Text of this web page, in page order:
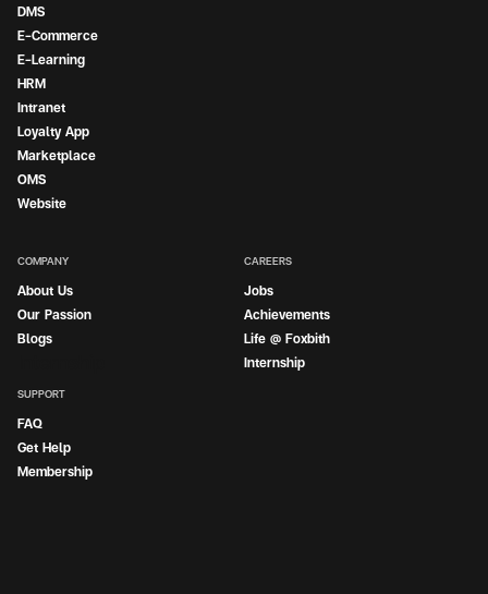
DMS
E-Commerce
E-Learning
HRM
Intranet
Loyalty App
Marketplace
OMS
Website
COMPANY
About Us
Our Passion
Blogs
CAREERS
Jobs
Achievements
Life @ Foxbith
Internship
SUPPORT
FAQ
Get Help
Membership